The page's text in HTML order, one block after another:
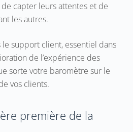
capter leurs attentes et de
les autres.
le support client, essentiel dans
de l’expérience des
sorte votre baromètre sur le
vos clients.
première de la